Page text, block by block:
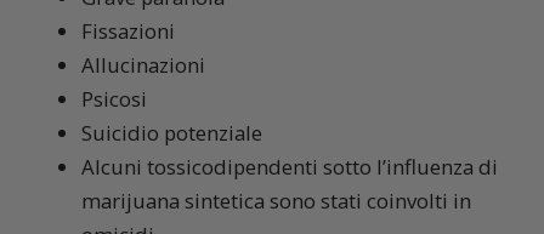
Fissazioni
Allucinazioni
Psicosi
Suicidio potenziale
Alcuni tossicodipendenti sotto l’influenza di
marijuana sintetica sono stati coinvolti in